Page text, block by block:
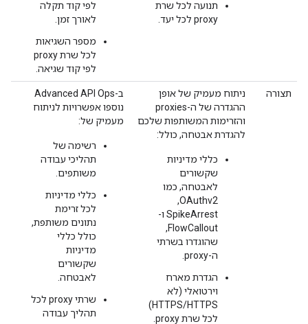
תנועה לכל שרת
proxy לכל יעד.
לפי קוד תקלה
לאורך זמן.
מספר השגיאות
לכל שרת proxy
לפי קוד שגיאה.
תצורה
ניתוח מעמיק של אופן
ההגדרה של ה-proxies
והזרימות המשותפות שלכם
להגדרת אבטחה, כולל:
כללי מדיניות
שקשורים
לאבטחה, כמו
OAuthv2,‏
SpikeArrest ו-
FlowCallout,
שהוגדרו בשרתי
ה-proxy.
הגדרת מארח
וירטואלי (לא
HTTPS/HTTPS)
לכל שרת proxy.
ב-Advanced API Ops
נוספו אפשרויות לניתוח
מעמיק של:
רשימה של
תהליכי עבודה
משותפים.
כללי מדיניות
לכל זרימת
נתונים משותפת,
כולל כללי
מדיניות
שקשורים
לאבטחה.
שרתי proxy לכל
תהליך עבודה